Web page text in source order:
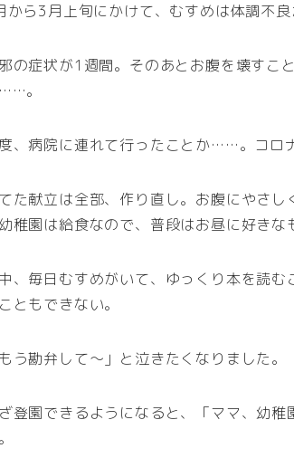
から3月上旬にかけて、むすめは体調不良
の症状が1週間。そのあとお腹を壊すこ
。
、病院に連れて行ったことか……。コロ
た献立は全部、作り直し。お腹にやさ
幼稚園は給食なので、普段はお昼に好きな
、毎日むすめがいて、ゆっくり本を読
ともできない。
もう勘弁して〜」と泣きたくなりました。
登園できるようになると、「ママ、幼